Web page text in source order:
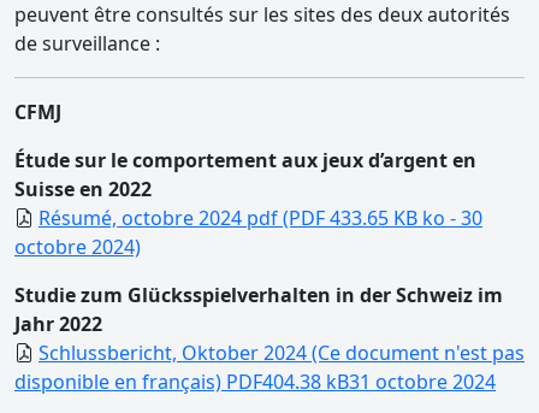
peuvent être consultés sur les sites des deux autorités
de surveillance :
CFMJ
Étude sur le comportement aux jeux d’argent en
Suisse en 2022
Résumé, octobre 2024 pdf (PDF 433.65 KB ko - 30
octobre 2024)
Studie zum Glücksspielverhalten in der Schweiz im
Jahr 2022
Schlussbericht, Oktober 2024 (Ce document n'est pas
disponible en français) PDF404.38 kB31 octobre 2024